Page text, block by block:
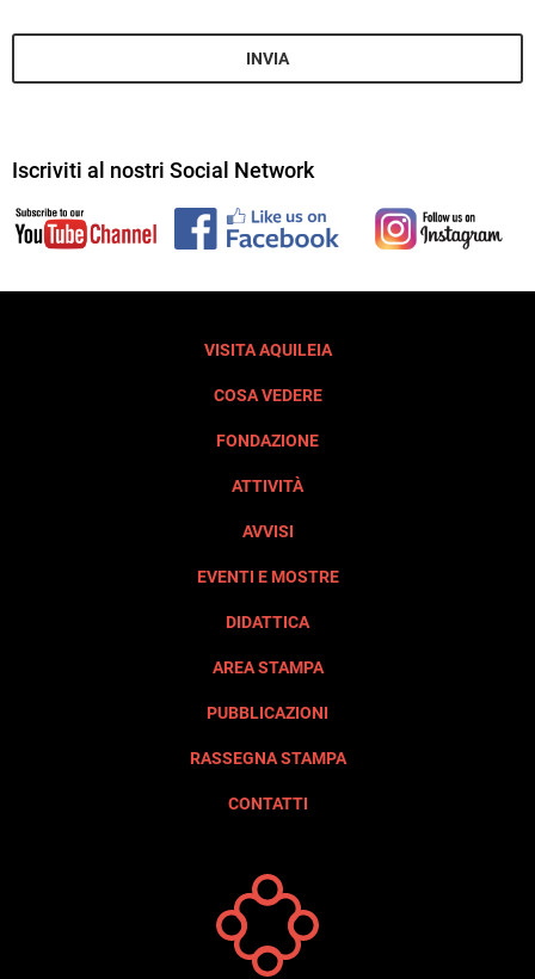
INVIA
Iscriviti al nostri Social Network
VISITA AQUILEIA
COSA VEDERE
FONDAZIONE
ATTIVITÀ
AVVISI
EVENTI E MOSTRE
DIDATTICA
AREA STAMPA
PUBBLICAZIONI
RASSEGNA STAMPA
CONTATTI